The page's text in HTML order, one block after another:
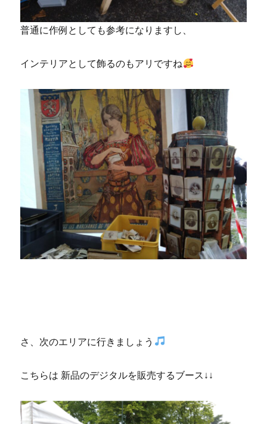
普通に作例としても参考になりますし、
インテリアとして飾るのもアリですね
さ、次のエリアに行きましょう
こちらは 新品のデジタルを販売するブース↓↓